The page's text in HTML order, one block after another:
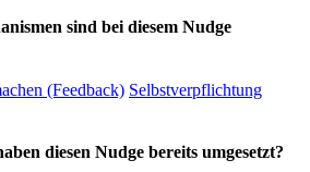
sind bei diesem Nudge
(Feedback) Selbstverpflichtung
diesen Nudge bereits umgesetzt?